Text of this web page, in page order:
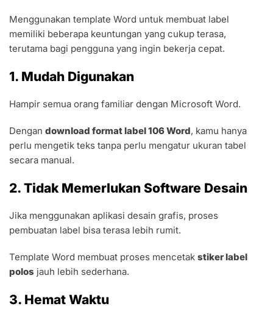
Menggunakan template Word untuk membuat label
memiliki beberapa keuntungan yang cukup terasa,
terutama bagi pengguna yang ingin bekerja cepat.
1. Mudah Digunakan
Hampir semua orang familiar dengan Microsoft Word.
Dengan download format label 106 Word, kamu hanya
perlu mengetik teks tanpa perlu mengatur ukuran tabel
secara manual.
2. Tidak Memerlukan Software Desain
Jika menggunakan aplikasi desain grafis, proses
pembuatan label bisa terasa lebih rumit.
Template Word membuat proses mencetak stiker label
polos jauh lebih sederhana.
3. Hemat Waktu